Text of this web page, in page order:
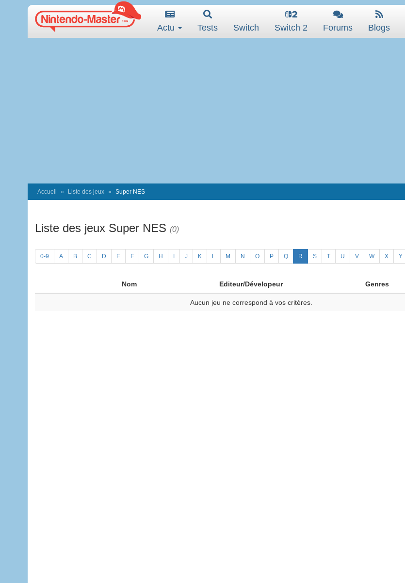
Actu Tests Switch Switch 2 Forums Blogs
Accueil Liste des jeux Super NES
Liste des jeux Super NES (0)
0-9 A B C D E F G H J K L M N O P Q R S T U V W X Y
Nom Editeur/Dévelopeur Genres
Aucun jeu ne correspond à vos critères.